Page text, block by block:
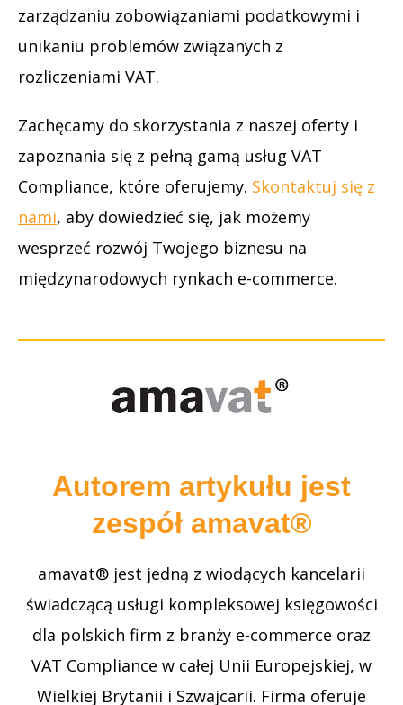
zarządzaniu zobowiązaniami podatkowymi i
unikaniu problemów związanych z
rozliczeniami VAT.
Zachęcamy do skorzystania z naszej oferty i
zapoznania się z pełną gamą usług VAT
Compliance, które oferujemy. Skontaktuj się z
nami, aby dowiedzieć się, jak możemy
wesprzeć rozwój Twojego biznesu na
międzynarodowych rynkach e-commerce.
Autorem artykułu jest
zespół amavat®
amavat® jest jedną z wiodących kancelarii
świadczącą usługi kompleksowej księgowości
dla polskich firm z branży e-commerce oraz
VAT Compliance w całej Unii Europejskiej, w
Wielkiej Brytanii i Szwajcarii. Firma oferuje